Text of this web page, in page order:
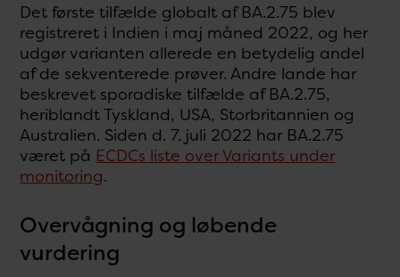
Det første tilfælde globalt af BA.2.75 blev
registreret i Indien i maj måned 2022, og her
udgør varianten allerede en betydelig andel
af de sekventerede prøver. Andre lande har
beskrevet sporadiske tilfælde af BA.2.75,
heriblandt Tyskland, USA, Storbritannien og
Australien. Siden d. 7. juli 2022 har BA.2.75
været på ECDCs liste over Variants under
monitoring.
Overvågning og løbende
vurdering